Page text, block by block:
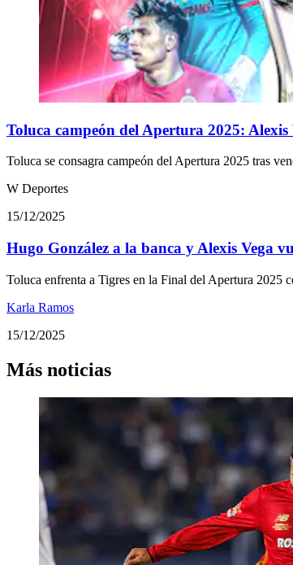
Toluca campeón del Apertura 2025: Alexis
Toluca se consagra campeón del Apertura 2025 tras
W Deportes
15/12/2025
Hugo González a la banca y Alexis Vega
Toluca enfrenta a Tigres en la Final del Apertura 2025
Karla Ramos
15/12/2025
Más noticias